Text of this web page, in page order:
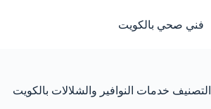
إلى
المحتوى
فني صحي بالكويت
التصنيف خدمات النوافير والشلالات بالكويت